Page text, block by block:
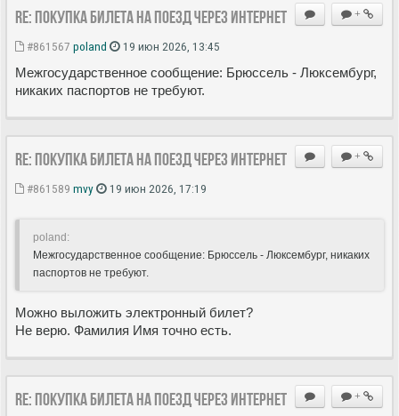
+
Re: Покупка билета на поезд через Интернет
#861567 poland 19 июн 2026, 13:45
Межгосударственное сообщение: Брюссель - Люксембург,
никаких паспортов не требуют.
+
Re: Покупка билета на поезд через Интернет
#861589 mvy 19 июн 2026, 17:19
poland:
Межгосударственное сообщение: Брюссель - Люксембург, никаких
паспортов не требуют.
Можно выложить электронный билет?
Не верю. Фамилия Имя точно есть.
+
Re: Покупка билета на поезд через Интернет